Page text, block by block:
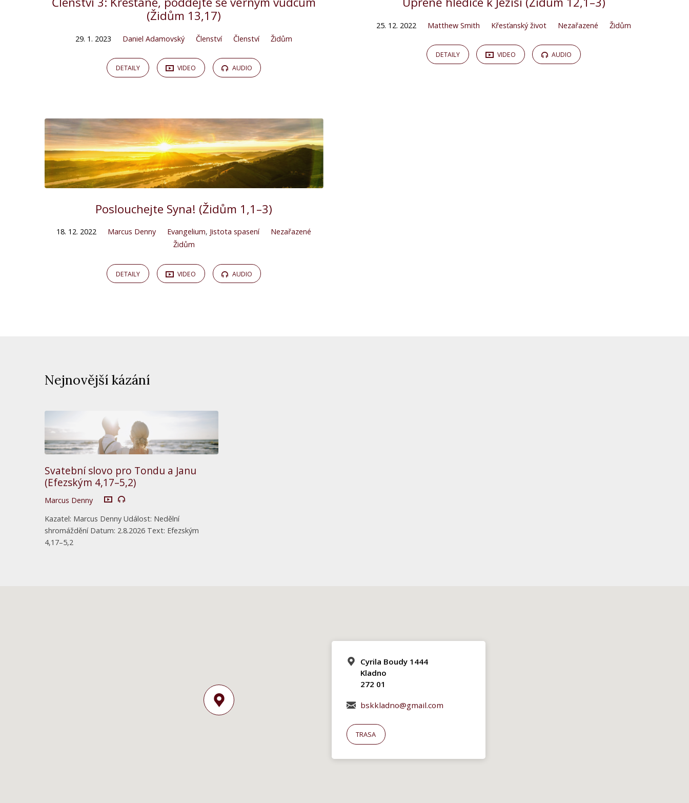
(Židům 13,17)
29. 1. 2023 Daniel Adamovský Členství Členství Židům
DETAILY VIDEO AUDIO
25. 12. 2022 Matthew Smith Křesťanský život Nezařazené Židům
DETAILY VIDEO AUDIO
Poslouchejte Syna! (Židům 1,1–3)
18. 12. 2022 Marcus Denny Evangelium, Jistota spasení
Nezařazené
Židům
DETAILY VIDEO AUDIO
Nejnovější kázání
Svatební slovo pro Tondu a Janu
(Efezským 4,17–5,2)
Marcus Denny
Kazatel: Marcus Denny Událost: Nedělní
shromáždění Datum: 2.8.2026 Text: Efezským
4,17–5,2
Cyrila Boudy 1444
Kladno
272 01
bskkladno@gmail.com
TRASA